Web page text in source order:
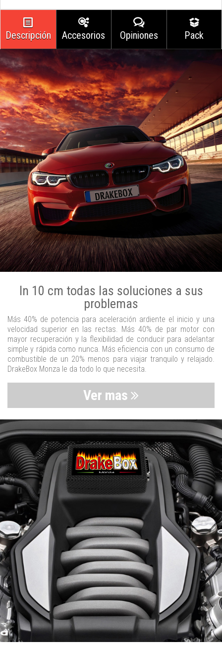
Descripción Accesorios Opiniones Pack
In 10 cm todas las soluciones a sus
problemas
Más 40% de potencia para aceleración ardiente el inicio y una
velocidad superior en las rectas. Más 40% de par motor con
mayor recuperación y la flexibilidad de conducir para adelantar
simple y rápida como nunca. Más eficiencia con un consumo de
combustible de un 20% menos para viajar tranquilo y relajado.
DrakeBox Monza le da todo lo que necesita.
Ver mas